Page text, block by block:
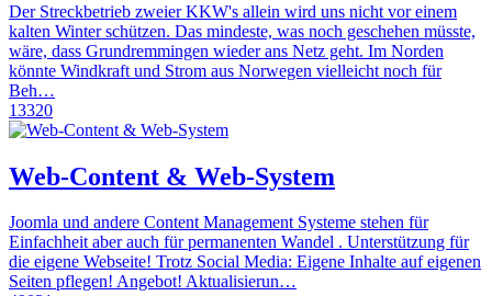
Der Streckbetrieb zweier KKW's allein wird uns nicht vor einem
kalten Winter schützen. Das mindeste, was noch geschehen müsste,
wäre, dass Grundremmingen wieder ans Netz geht. Im Norden
könnte Windkraft und Strom aus Norwegen vielleicht noch für
Beh…
13320
Web-Content & Web-System
Joomla und andere Content Management Systeme stehen für
Einfachheit aber auch für permanenten Wandel . Unterstützung für
die eigene Webseite! Trotz Social Media: Eigene Inhalte auf eigenen
Seiten pflegen! Angebot! Aktualisierun…